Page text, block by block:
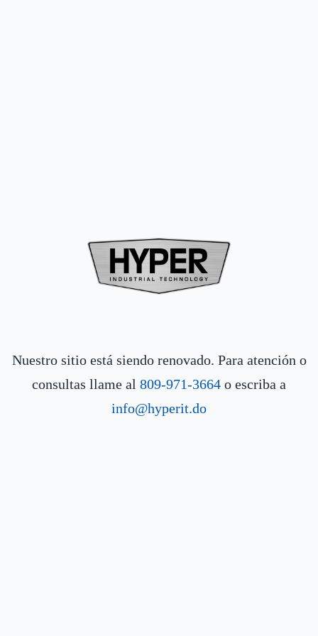
Nuestro sitio está siendo renovado. Para atención o
consultas llame al 809-971-3664 o escriba a
info@hyperit.do